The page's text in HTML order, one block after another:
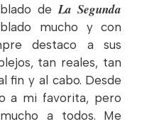
deLa Segunda
mucho y con
destaco a sus
tan reales, tan
fin y al cabo. Desde
a mi favorita, pero
a todos. Me